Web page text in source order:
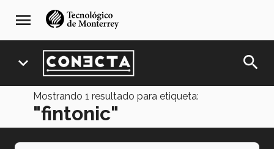
navegación
principal
menu
expand_more search
Mostrando 1 resultado para etiqueta:
"fintonic"